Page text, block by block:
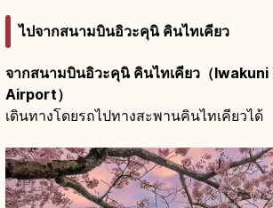
ไปจากสนามบินอิวะคุนิ คินไทเคียว
จากสนามบินอิวะคุนิ คินไทเคียว（
Airport）
เดินทางโดยรถไปทางสะพานคินไทเคียวได้